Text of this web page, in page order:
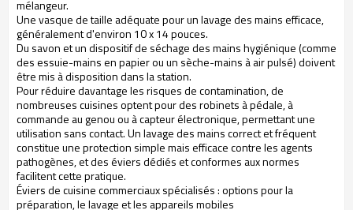
mélangeur.
Une vasque de taille adéquate pour un lavage des mains efficace,
généralement d'environ 10 x 14 pouces.
Du savon et un dispositif de séchage des mains hygiénique (comme
des essuie-mains en papier ou un sèche-mains à air pulsé) doivent
être mis à disposition dans la station.
Pour réduire davantage les risques de contamination, de
nombreuses cuisines optent pour des robinets à pédale, à
commande au genou ou à capteur électronique, permettant une
utilisation sans contact. Un lavage des mains correct et fréquent
constitue une protection simple mais efficace contre les agents
pathogènes, et des éviers dédiés et conformes aux normes
facilitent cette pratique.
Éviers de cuisine commerciaux spécialisés : options pour la
préparation, le lavage et les appareils mobiles